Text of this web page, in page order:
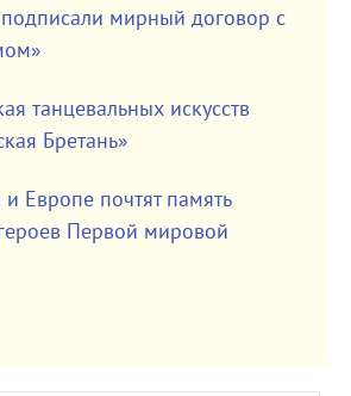
мирный договор с
танцевальных искусств
Бретань»
и Европе почтят память
Первой мировой